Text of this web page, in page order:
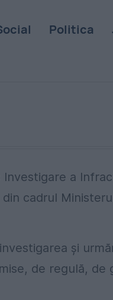
Politica
a
cadrul
și
de regulă, de